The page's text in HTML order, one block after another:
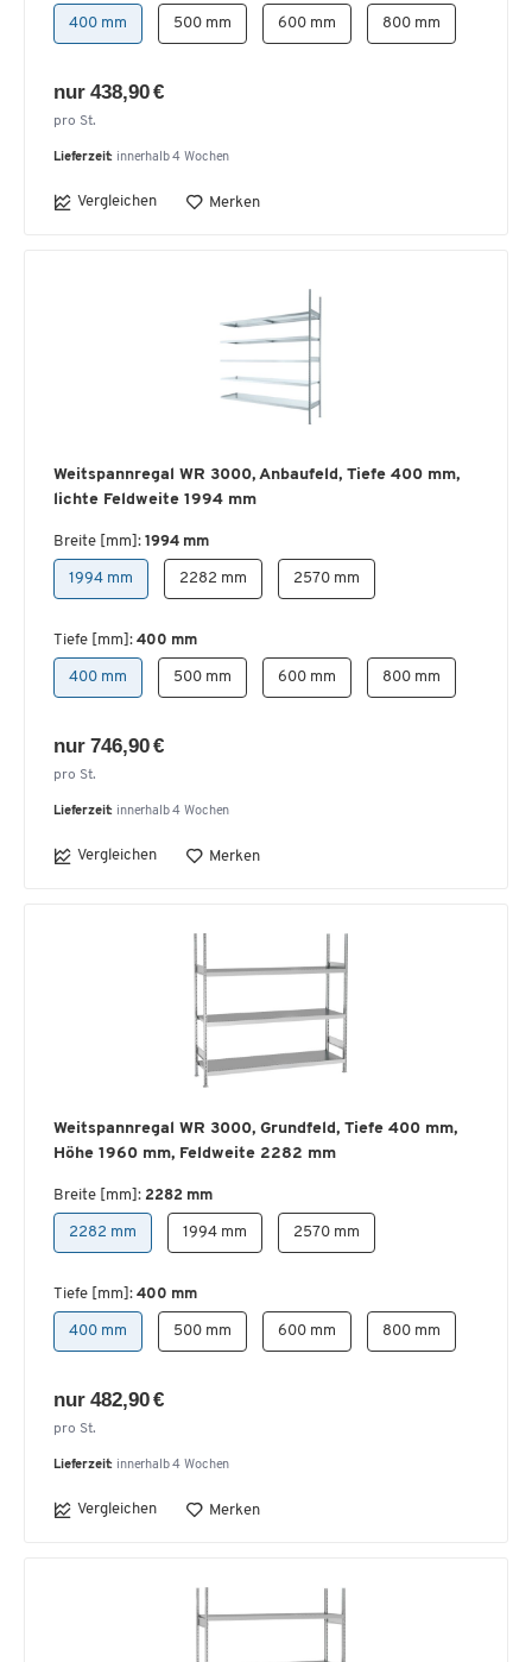
400 mm 500 mm 600 mm 800 mm
nur 438,90 €
pro St.
Lieferzeit: innerhalb 4 Wochen
Vergleichen Merken
Weitspannregal WR 3000, Anbaufeld, Tiefe 400 mm,
lichte Feldweite 1994 mm
Breite [mm]: 1994 mm
1994 mm 2282 mm 2570 mm
Tiefe [mm]: 400 mm
400 mm 500 mm 600 mm 800 mm
nur 746,90 €
pro St.
Lieferzeit: innerhalb 4 Wochen
Vergleichen Merken
Weitspannregal WR 3000, Grundfeld, Tiefe 400 mm,
Höhe 1960 mm, Feldweite 2282 mm
Breite [mm]: 2282 mm
2282 mm 1994 mm 2570 mm
Tiefe [mm]: 400 mm
400 mm 500 mm 600 mm 800 mm
nur 482,90 €
pro St.
Lieferzeit: innerhalb 4 Wochen
Vergleichen Merken